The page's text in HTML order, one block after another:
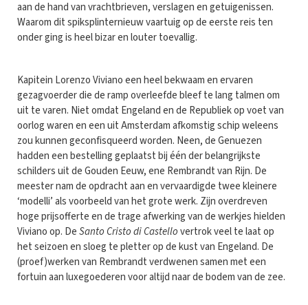
aan de hand van vrachtbrieven, verslagen en getuigenissen.
Waarom dit spiksplinternieuw vaartuig op de eerste reis ten
onder ging is heel bizar en louter toevallig.
Kapitein Lorenzo Viviano een heel bekwaam en ervaren
gezagvoerder die de ramp overleefde bleef te lang talmen om
uit te varen. Niet omdat Engeland en de Republiek op voet van
oorlog waren en een uit Amsterdam afkomstig schip weleens
zou kunnen geconfisqueerd worden. Neen, de Genuezen
hadden een bestelling geplaatst bij één der belangrijkste
schilders uit de Gouden Eeuw, ene Rembrandt van Rijn. De
meester nam de opdracht aan en vervaardigde twee kleinere
‘modelli’ als voorbeeld van het grote werk. Zijn overdreven
hoge prijsofferte en de trage afwerking van de werkjes hielden
Viviano op. DeSanto Cristo di Castellovertrok veel te laat op
het seizoen en sloeg te pletter op de kust van Engeland. De
(proef)werken van Rembrandt verdwenen samen met een
fortuin aan luxegoederen voor altijd naar de bodem van de zee.